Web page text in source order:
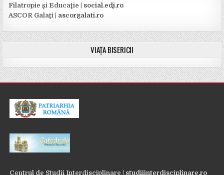
Filatropie şi Educaţie | social.edj.ro
ASCOR Galaţi | ascorgalati.ro
VIAȚA BISERICII
Centrul de Studii Interdisciplinare | studiiinterdisciplinare.ro